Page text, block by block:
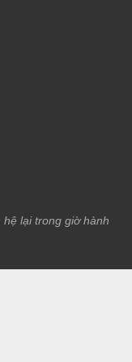
lại trong giờ hành